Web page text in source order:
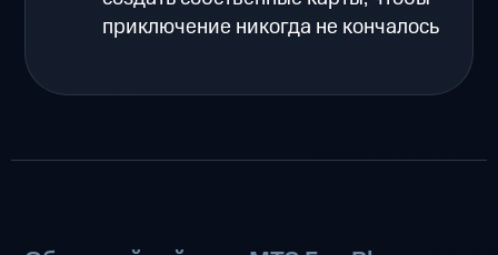
приключение никогда не кончалось